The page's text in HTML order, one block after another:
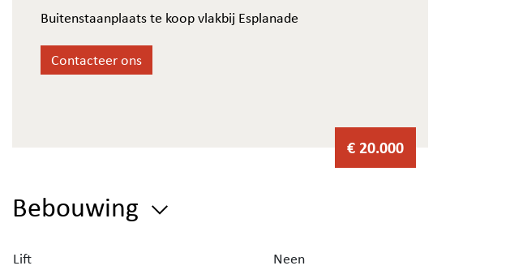
Buitenstaanplaats te koop vlakbij Esplanade
Contacteer ons
€ 20.000
Bebouwing
Lift Neen